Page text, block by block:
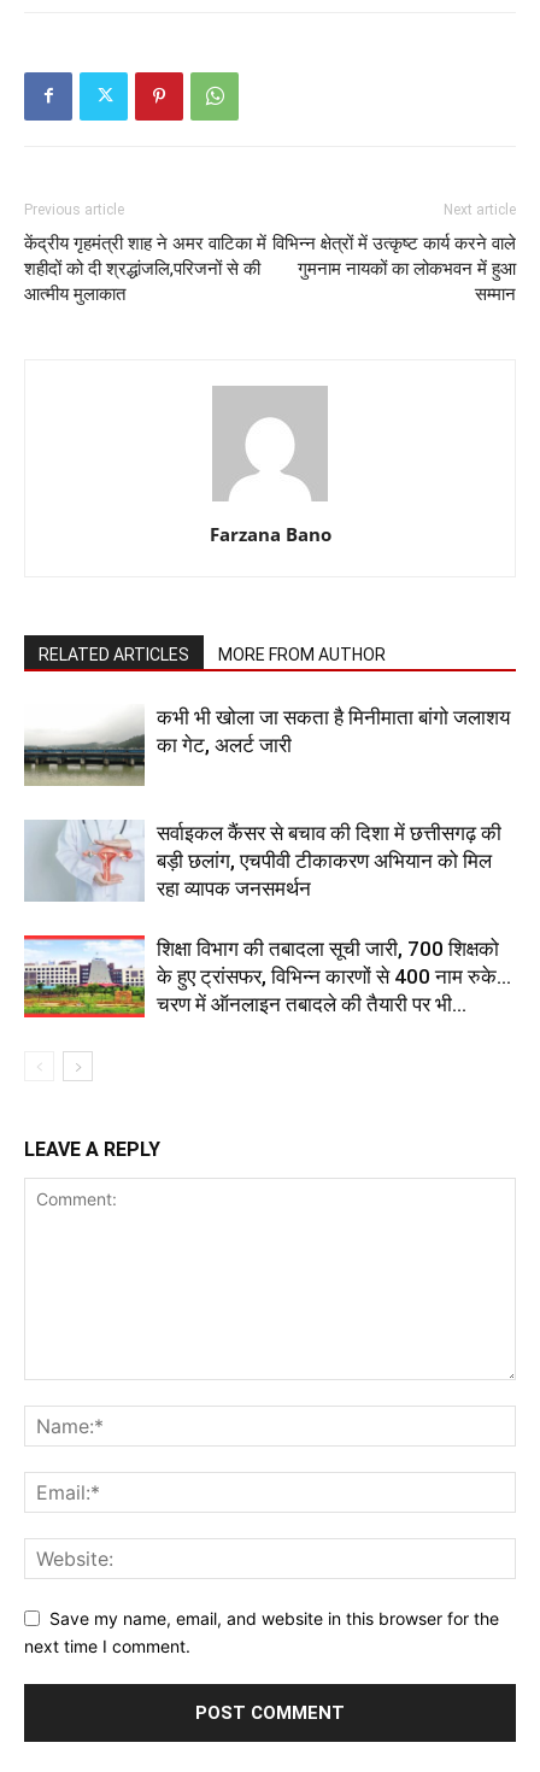
Previous article
केंद्रीय गृहमंत्री शाह ने अमर वाटिका में
शहीदों को दी श्रद्धांजलि,परिजनों से की
आत्मीय मुलाकात
Next article
विभिन्न क्षेत्रों में उत्कृष्ट कार्य करने वाले
गुमनाम नायकों का लोकभवन में हुआ
सम्मान
Farzana Bano
RELATED ARTICLES MORE FROM AUTHOR
कभी भी खोला जा सकता है मिनीमाता बांगो जलाशय
का गेट, अलर्ट जारी
सर्वाइकल कैंसर से बचाव की दिशा में छत्तीसगढ़ की
बड़ी छलांग, एचपीवी टीकाकरण अभियान को मिल
रहा व्यापक जनसमर्थन
शिक्षा विभाग की तबादला सूची जारी, 700 शिक्षको
के हुए ट्रांसफर, विभिन्न कारणों से 400 नाम रुके…
चरण में ऑनलाइन तबादले की तैयारी पर भी...
LEAVE A REPLY
Save my name, email, and website in this browser for the
next time I comment.